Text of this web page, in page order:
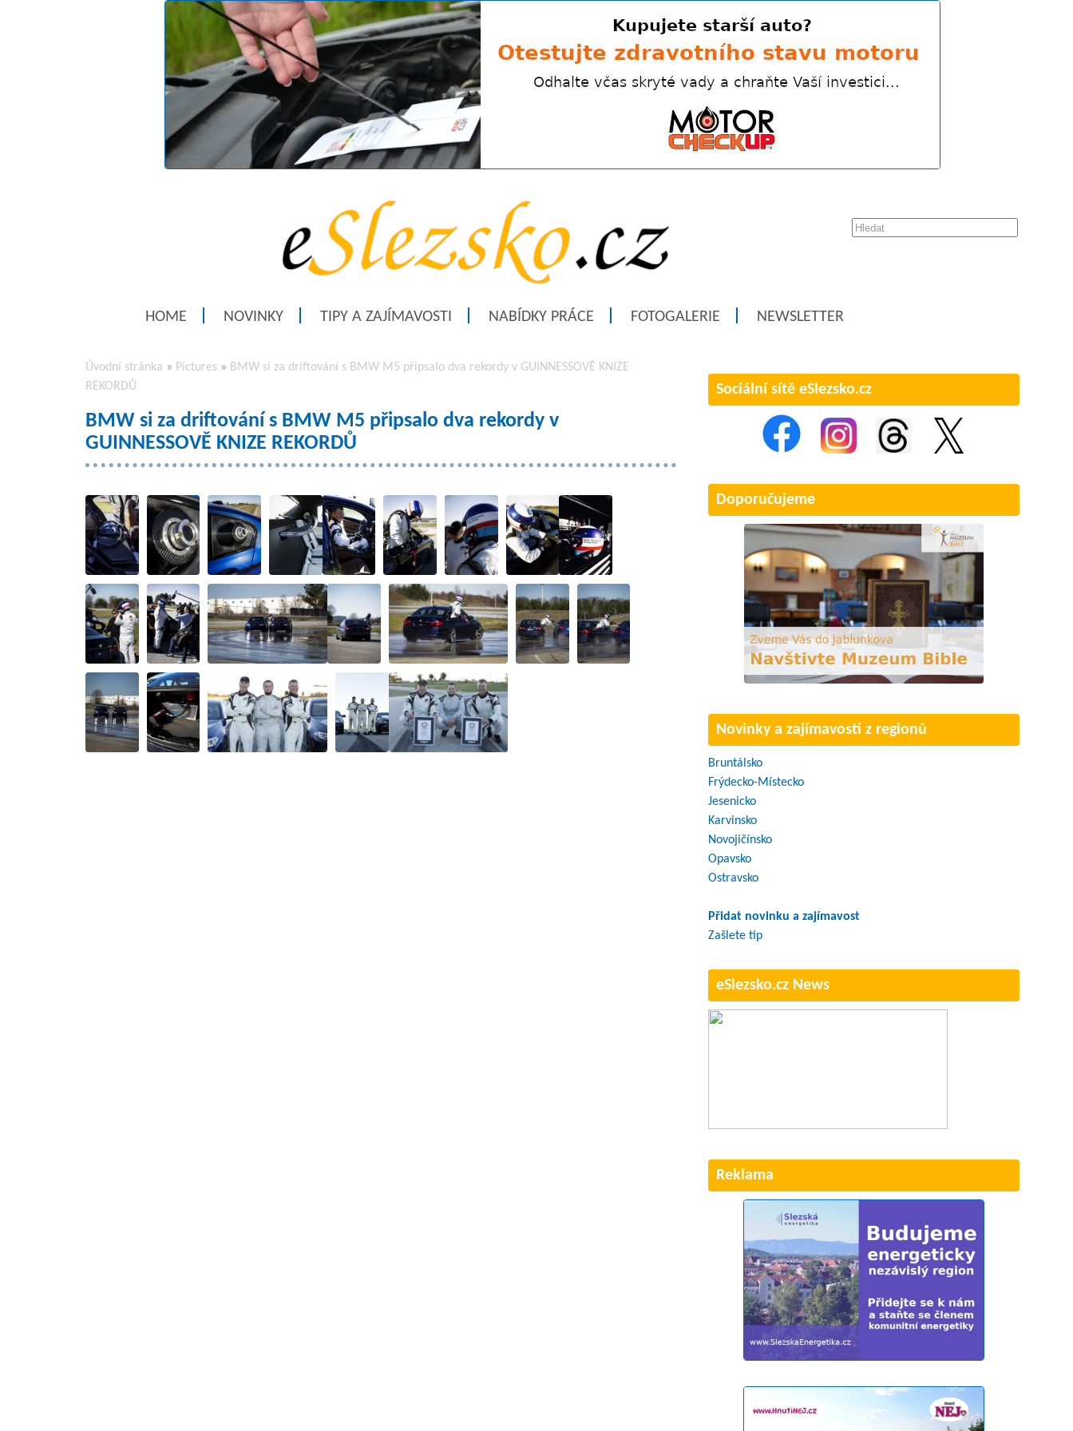
HOME NOVINKY TIPY A ZAJÍMAVOSTI NABÍDKY PRÁCE FOTOGALERIE NEWSLETTER
Úvodní stránka » Pictures » BMW si za driftování s BMW M5 připsalo dva rekordy v GUINNESSOVĚ KNIZE
REKORDŮ
BMW si za driftování s BMW M5 připsalo dva rekordy v
GUINNESSOVĚ KNIZE REKORDŮ
Sociální sítě eSlezsko.cz
Doporučujeme
Novinky a zajímavosti z regionů
Bruntálsko
Frýdecko-Místecko
Jesenicko
Karvinsko
Novojičínsko
Opavsko
Ostravsko
Přidat novinku a zajímavost
Zašlete tip
eSlezsko.cz News
Reklama